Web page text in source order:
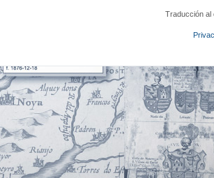
Traducción al